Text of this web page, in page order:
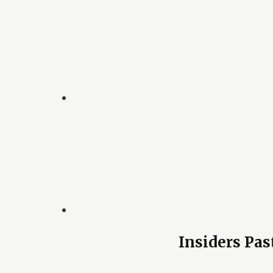
Insiders